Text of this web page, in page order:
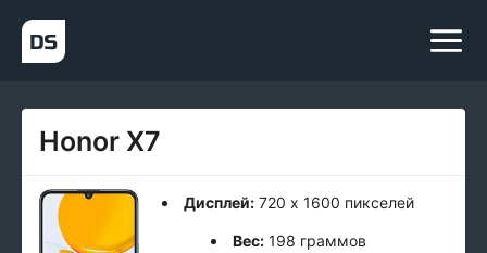
Honor X7
Дисплей: 720 x 1600 пикселей
Вес:198 граммов